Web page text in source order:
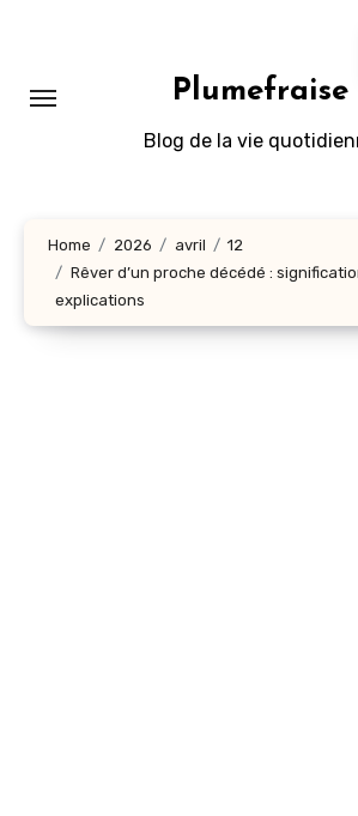
Plumefraise
Blog de la vie
Home 2026 avril
12
Rêver d’un proche décédé :
explications